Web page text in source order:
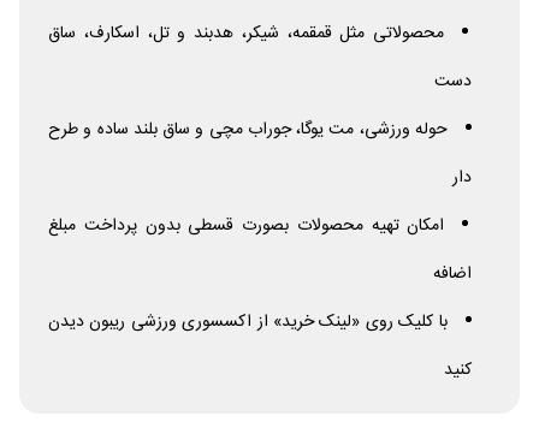
محصولاتی مثل قمقمه، شیکر، هدبند و تل، اسکارف، ساق
دست
حوله ورزشی، مت یوگا، جوراب مچی و ساق بلند ساده و طرح
دار
امکان تهیه محصولات بصورت قسطی بدون پرداخت مبلغ
اضافه
با کلیک روی «لینک خرید» از اکسسوری ورزشی ریبون دیدن
کنید